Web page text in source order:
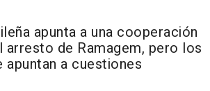
apunta a una cooperación
arresto de Ramagem, pero los
apuntan a cuestiones